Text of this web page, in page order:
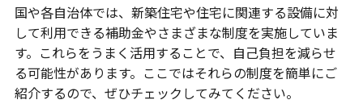
国や各自治体では、新築住宅や住宅に関連する設備に対
して利用できる補助金やさまざまな制度を実施していま
す。これらをうまく活用することで、自己負担を減らせ
る可能性があります。ここではそれらの制度を簡単にご
紹介するので、ぜひチェックしてみてください。